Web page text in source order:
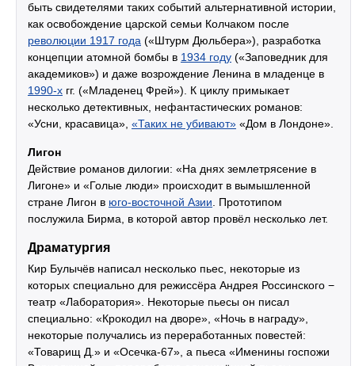
быть свидетелями таких событий альтернативной истории,
как освобождение царской семьи Колчаком после
революции 1917 года («Штурм Дюльбера»), разработка
концепции атомной бомбы в 1934 году («Заповедник для
академиков») и даже возрождение Ленина в младенце в
1990-х гг. («Младенец Фрей»). К циклу примыкает
несколько детективных, нефантастических романов:
«Усни, красавица», «Таких не убивают» «Дом в Лондоне».
Лигон
Действие романов дилогии: «На днях землетрясение в
Лигоне» и «Голые люди» происходит в вымышленной
стране Лигон в юго-восточной Азии. Прототипом
послужила Бирма, в которой автор провёл несколько лет.
Драматургия
Кир Булычёв написал несколько пьес, некоторые из
которых специально для режиссёра Андрея Россинского −
театр «Лаборатория». Некоторые пьесы он писал
специально: «Крокодил на дворе», «Ночь в награду»,
некоторые получались из переработанных повестей:
«Товарищ Д.» и «Осечка-67», а пьеса «Именины госпожи